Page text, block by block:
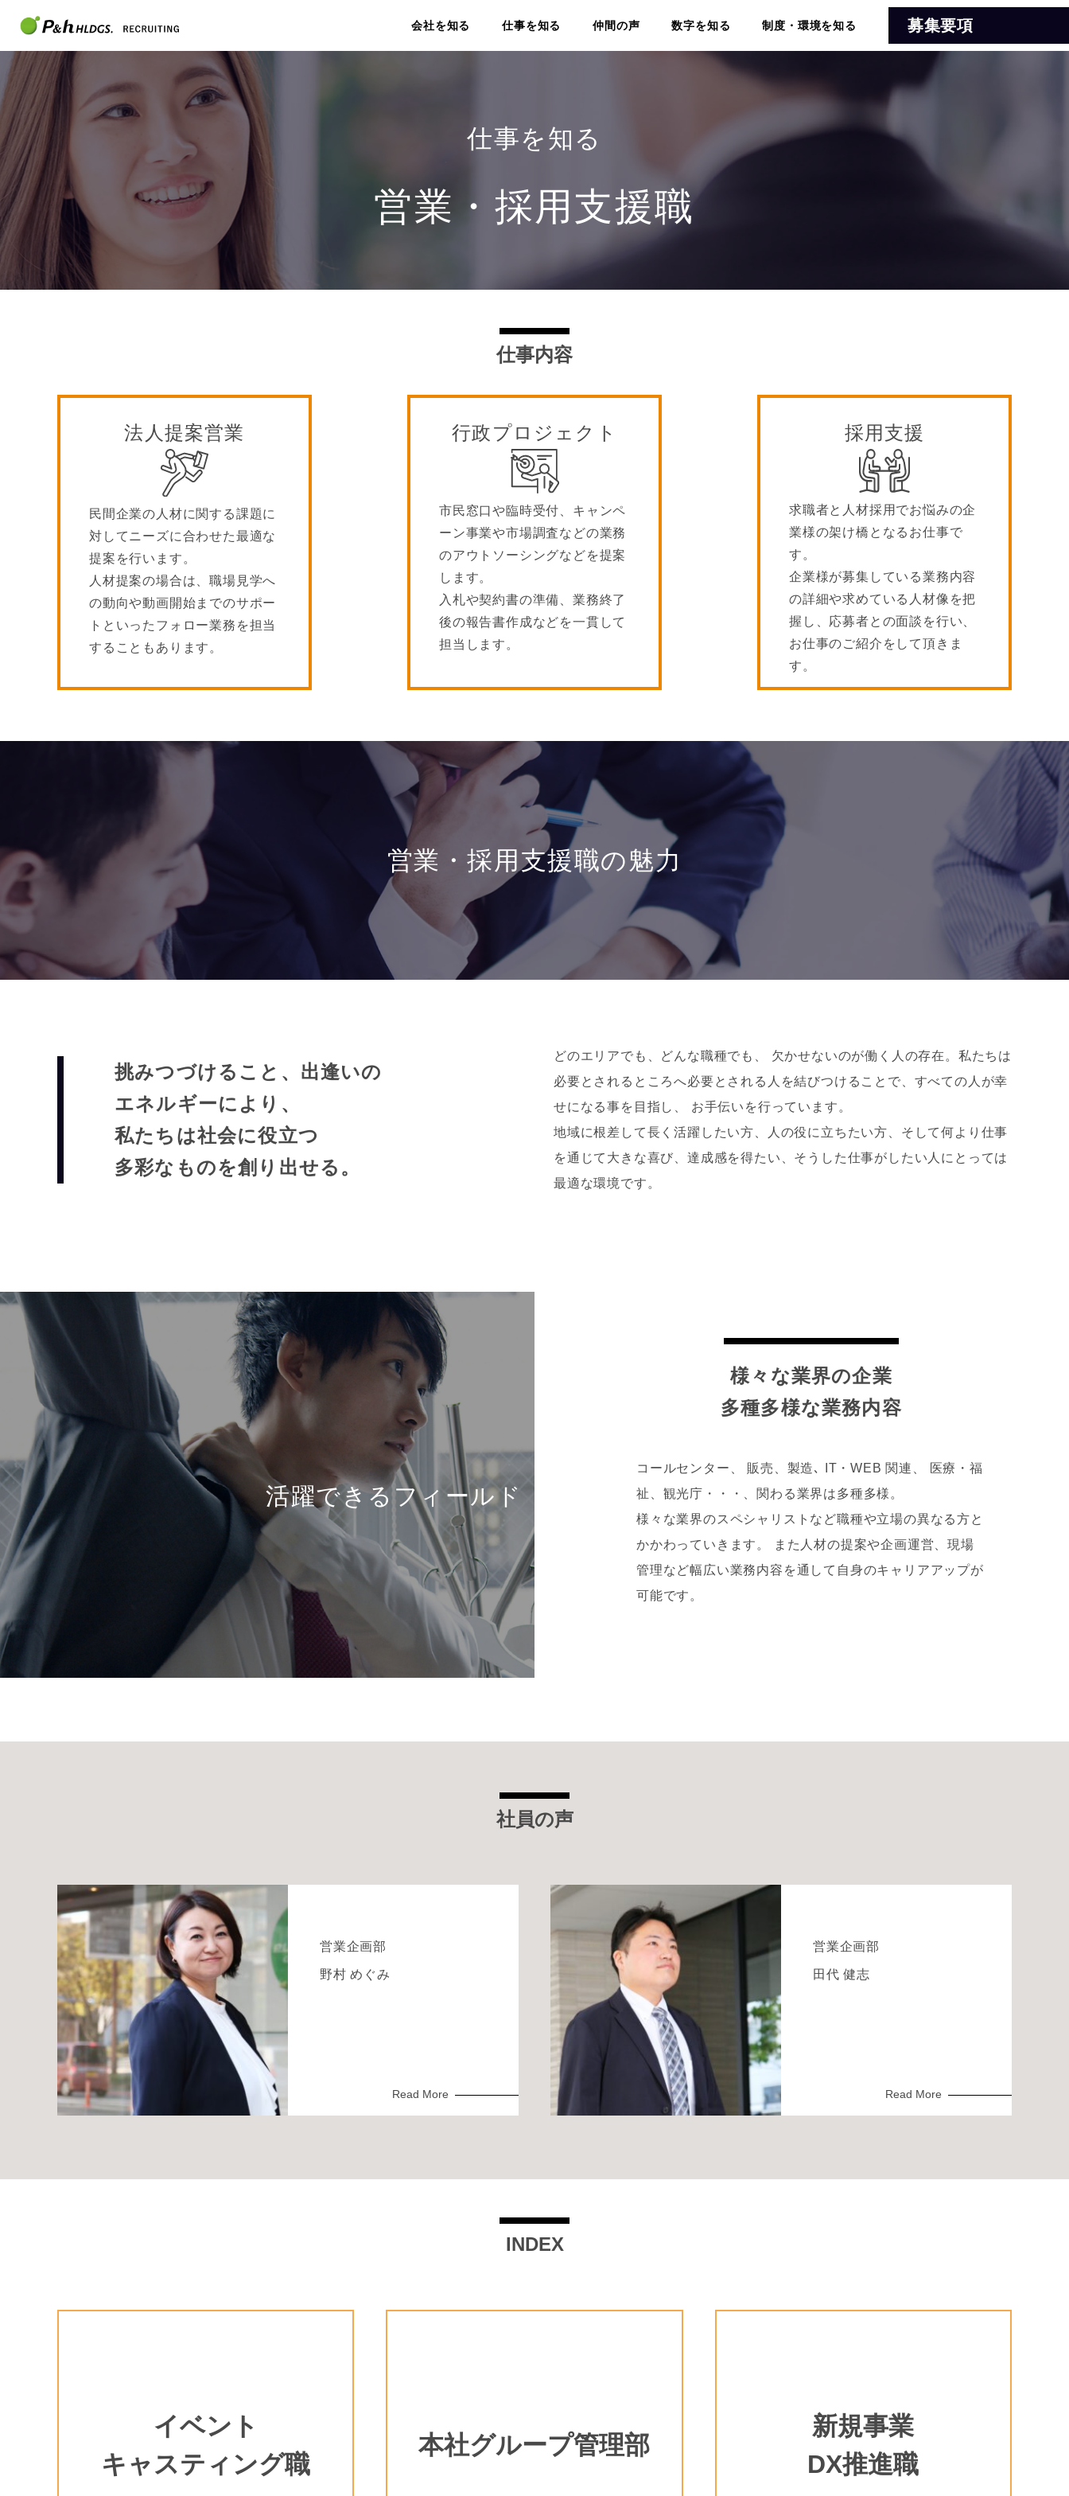
会社を知る
事業内容
CSR・社会活動
仕事を知る
本社グループ管理部
仲間の声 数字を知る
データで見るプラスアドグループ
キャリアステップ事例
制度・環境を知る
福利厚生
募集要項
仕事を知る
営業・採用支援職
仕事内容
法人提案営業
民間企業の人材に関する課題に
対してニーズに合わせた最適な
提案を行います。
人材提案の場合は、職場見学へ
の動向や動画開始までのサポー
トといったフォロー業務を担当
することもあります。
行政プロジェクト
市民窓口や臨時受付、キャンペ
ーン事業や市場調査などの業務
のアウトソーシングなどを提案
します。
入札や契約書の準備、業務終了
後の報告書作成などを一貫して
担当します。
採用支援
求職者と人材採用でお悩みの企
業様の架け橋となるお仕事で
す。
企業様が募集している業務内容
の詳細や求めている人材像を把
握し、応募者との面談を行い、
お仕事のご紹介をして頂きま
す。
営業・採用支援職の魅力
挑みつづけること、出逢いの
エネルギーにより、
私たちは社会に役立つ
多彩なものを創り出せる。
どのエリアでも、どんな職種でも、 欠かせないのが働く人の存在。私たちは
必要とされるところへ必要とされる人を結びつけることで、すべての人が幸
せになる事を目指し、 お手伝いを行っています。
地域に根差して長く活躍したい方、人の役に立ちたい方、そして何より仕事
を通じて大きな喜び、達成感を得たい、そうした仕事がしたい人にとっては
最適な環境です。
様々な業界の企業
多種多様な業務内容
コールセンター、 販売、製造､ IT・WEB 関連、 医療・福
祉、観光庁・・・、関わる業界は多種多様。
様々な業界のスペシャリストなど職種や立場の異なる方と
かかわっていきます。 また人材の提案や企画運営、現場
管理など幅広い業務内容を通して自身のキャリアアップが
可能です。
社員の声
営業企画部
野村 めぐみ
Read More
営業企画部
田代 健志
Read More
INDEX
イベント
キャスティング職
本社グループ管理部
新規事業
DX推進職